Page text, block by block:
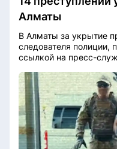
Алматы
В Алматы за укрытие
следователя полиции,
ссылкой на пресс-